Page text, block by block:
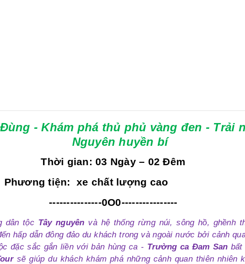
- Khám phá thủ phủ vàng đen - Trải
Nguyên huyền bí
Thời gian: 03 Ngày – 02 Đêm
xe chất lượng cao
---------------0O0----------------
dân tộc Tây nguyên và hệ thống rừng núi, sông hồ, ghềnh
hấp dẫn đông đảo du khách trong và ngoài nước bởi cảnh
đặc sắc gắn liền với bản hùng ca - Trường ca Đam San
sẽ giúp du khách khám phá những cảnh quan thiên nhiên